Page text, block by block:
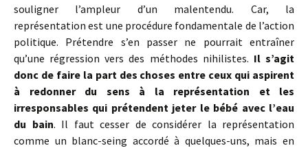
souligner l’ampleur d’un malentendu. Car, la
représentation est une procédure fondamentale de l’action
politique. Prétendre s’en passer ne pourrait entraîner
qu’une régression vers des méthodes nihilistes. Il s’agit
donc de faire la part des choses entre ceux qui aspirent
à redonner du sens à la représentation et les
irresponsables qui prétendent jeter le bébé avec l’eau
du bain. Il faut cesser de considérer la représentation
comme un blanc-seing accordé à quelques-uns, mais en